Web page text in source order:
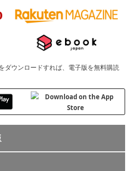
ダウンロードすれば、電子版を無料購読